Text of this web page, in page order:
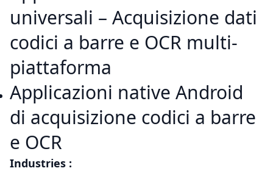
universali – Acquisizione dati
codici a barre e OCR multi-
piattaforma
Applicazioni native Android
di acquisizione codici a barre
e OCR
Industries :